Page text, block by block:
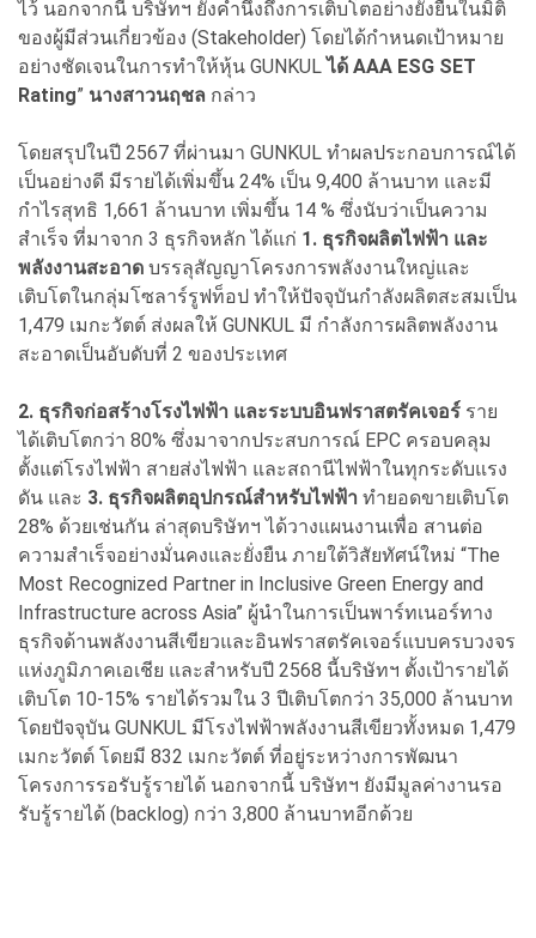
ไว้ นอกจากนี้ บริษัทฯ ยังคำนึงถึงการเติบโตอย่างยั่งยืนในมิติ
ของผู้มีส่วนเกี่ยวข้อง (Stakeholder) โดยได้กำหนดเป้าหมาย
อย่างชัดเจนในการทำให้หุ้น GUNKULได้ AAA ESG SET
Rating” นางสาวนฤชล กล่าว
โดยสรุปในปี 2567 ที่ผ่านมา GUNKUL ทำผลประกอบการณ์ได้
เป็นอย่างดี มีรายได้เพิ่มขึ้น 24% เป็น 9,400 ล้านบาท และมี
กำไรสุทธิ 1,661 ล้านบาท เพิ่มขึ้น 14 % ซึ่งนับว่าเป็นความ
สำเร็จ ที่มาจาก 3 ธุรกิจหลัก ได้แก่ 1. ธุรกิจผลิตไฟฟ้า และ
พลังงานสะอาด บรรลุสัญญาโครงการพลังงานใหญ่และ
เติบโตในกลุ่มโซลาร์รูฟท็อป ทำให้ปัจจุบันกำลังผลิตสะสมเป็น
1,479 เมกะวัตต์ ส่งผลให้ GUNKUL มี กำลังการผลิตพลังงาน
สะอาดเป็นอับดับที่ 2 ของประเทศ
2. ธุรกิจก่อสร้างโรงไฟฟ้า และระบบอินฟราสตรัคเจอร์ ราย
ได้เติบโตกว่า 80% ซึ่งมาจากประสบการณ์ EPC ครอบคลุม
ตั้งแต่โรงไฟฟ้า สายส่งไฟฟ้า และสถานีไฟฟ้าในทุกระดับแรง
ดัน และ 3. ธุรกิจผลิตอุปกรณ์สำหรับไฟฟ้า ทำยอดขายเติบโต
28% ด้วยเช่นกัน ล่าสุดบริษัทฯ ได้วางแผนงานเพื่อ สานต่อ
ความสำเร็จอย่างมั่นคงและยั่งยืน ภายใต้วิสัยทัศน์ใหม่ “The
Most Recognized Partner in Inclusive Green Energy and
Infrastructure across Asia” ผู้นำในการเป็นพาร์ทเนอร์ทาง
ธุรกิจด้านพลังงานสีเขียวและอินฟราสตรัคเจอร์แบบครบวงจร
แห่งภูมิภาคเอเชีย และสำหรับปี 2568 นี้บริษัทฯ ตั้งเป้ารายได้
เติบโต 10-15% รายได้รวมใน 3 ปีเติบโตกว่า 35,000 ล้านบาท
โดยปัจจุบัน GUNKUL มีโรงไฟฟ้าพลังงานสีเขียวทั้งหมด 1,479
เมกะวัตต์ โดยมี 832 เมกะวัตต์ ที่อยู่ระหว่างการพัฒนา
โครงการรอรับรู้รายได้ นอกจากนี้ บริษัทฯ ยังมีมูลค่างานรอ
รับรู้รายได้ (backlog) กว่า 3,800 ล้านบาทอีกด้วย